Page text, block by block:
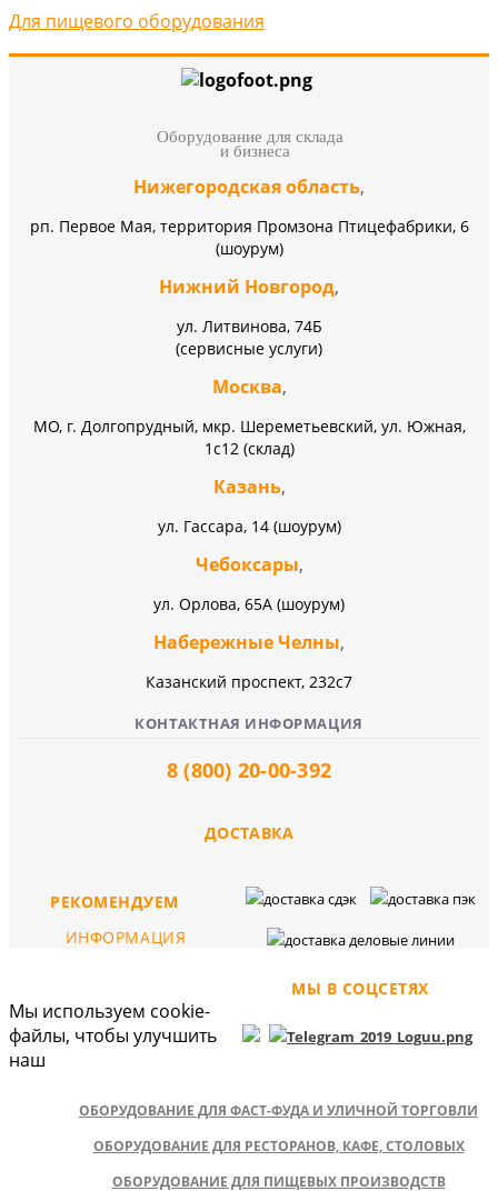
Для пищевого оборудования
Оборудование для склада
и бизнеса
Нижегородская область,
рп. Первое Мая, территория Промзона Птицефабрики, 6
(шоурум)
Нижний Новгород,
ул. Литвинова, 74Б
(сервисные услуги)
Москва,
МО, г. Долгопрудный, мкр. Шереметьевский, ул. Южная,
1с12 (склад)
Казань,
ул. Гассара, 14 (шоурум)
Чебоксары,
ул. Орлова, 65А (шоурум)
Набережные Челны,
Казанский проспект, 232c7
КОНТАКТНАЯ ИНФОРМАЦИЯ
8 (800) 20-00-392
ДОСТАВКА
МЫ В СОЦСЕТЯХ
РЕКОМЕНДУЕМ
ОБОРУДОВАНИЕ ДЛЯ ФАСТ-ФУДА И УЛИЧНОЙ ТОРГОВЛИ
ОБОРУДОВАНИЕ ДЛЯ РЕСТОРАНОВ, КАФЕ, СТОЛОВЫХ
ОБОРУДОВАНИЕ ДЛЯ ПИЩЕВЫХ ПРОИЗВОДСТВ
ИНФОРМАЦИЯ
Мы используем cookie-
файлы, чтобы улучшить
наш